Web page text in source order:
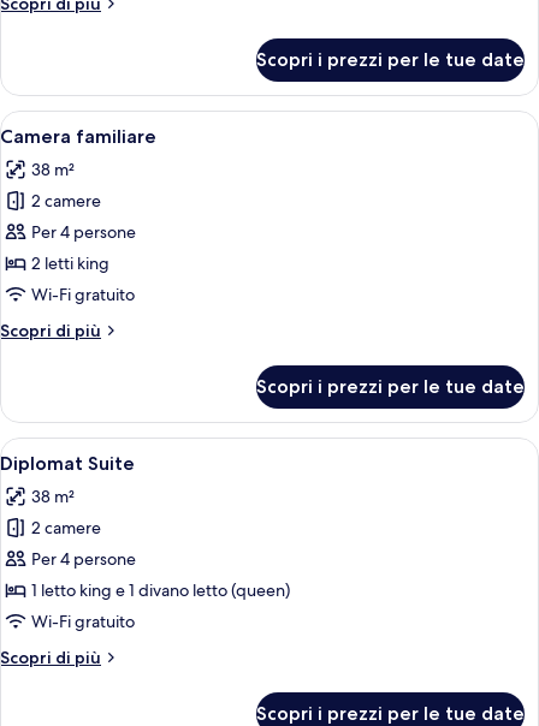
Scopri i prezzi per le tue date
Apri
tutte
le
foto
per
Camera
familiare
Camera d'albergo moderna con un
3
Camera familiare
38 m²
2 camere
Per 4 persone
2 letti king
Wi-Fi gratuito
Scopri di più
Altri
familiare
Scopri i prezzi per le tue date
Apri
tutte
le
foto
per
Diplomat
Suite
Un soggiorno moderno con un
4
Diplomat Suite
38 m²
2 camere
Per 4 persone
1 letto king e 1 divano letto (queen)
Wi-Fi gratuito
Scopri di più
Altri
Scopri i prezzi per le tue date